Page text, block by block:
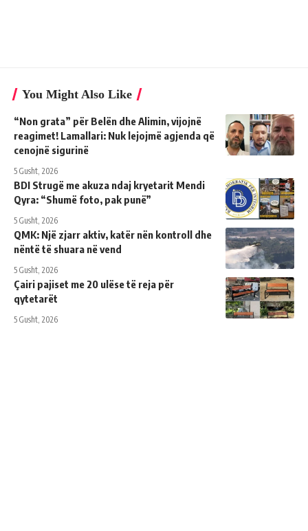
You Might Also Like
“Non grata” për Belën dhe Alimin, vijojnë
reagimet! Lamallari: Nuk lejojmë agjenda që
cenojnë sigurinë
5 Gusht, 2026
BDI Strugë me akuza ndaj kryetarit Mendi
Qyra: “Shumë foto, pak punë”
5 Gusht, 2026
QMK: Një zjarr aktiv, katër nën kontroll dhe
nëntë të shuara në vend
5 Gusht, 2026
Çairi pajiset me 20 ulëse të reja për
qytetarët
5 Gusht, 2026